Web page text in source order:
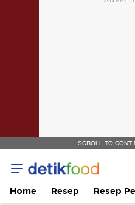
SCROLL TO
Home Resep Resep